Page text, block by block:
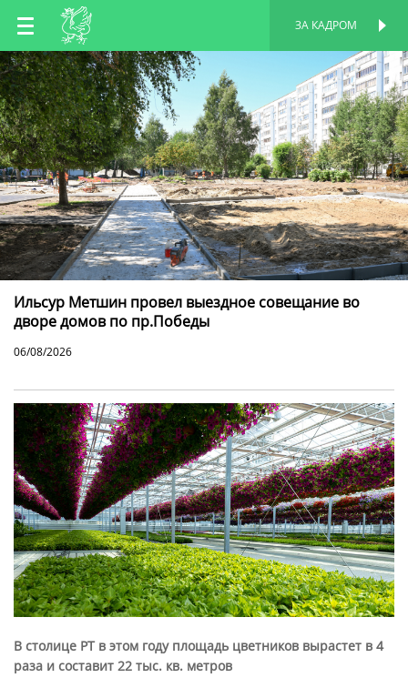
RU
EN
TT
ЗА КАДРОМ
Ильсур Метшин провел выездное совещание во
дворе домов по пр.Победы
06/08/2026
В столице РТ в этом году площадь цветников вырастет в 4
раза и составит 22 тыс. кв. метров
ПЕРСОНАЛЬНАЯ
СТРАНИЦА